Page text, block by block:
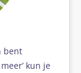
bent
kun je